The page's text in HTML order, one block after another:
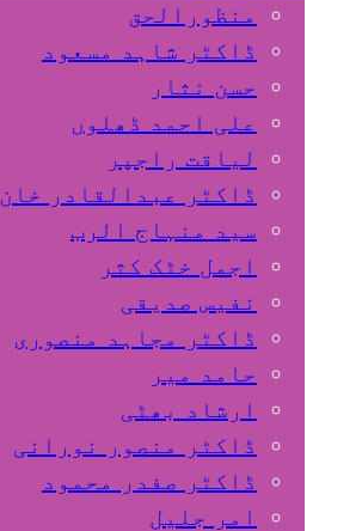
منظورالحق
ڈاکٹر شاہد مسعود
حسن نثار
علی احمد ڈھلوں
لیاقت راجپر
ڈاکٹر عبدالقادر خان
سید منہاج الرب
اجمل خٹک کثر
نفیس صدیقی
ڈاکٹر مجاہد منصوری
حامد میر
ارشاد بھٹی
ڈاکٹر منصور نورانی
ڈاکٹر صفدر محمود
امر جلیل